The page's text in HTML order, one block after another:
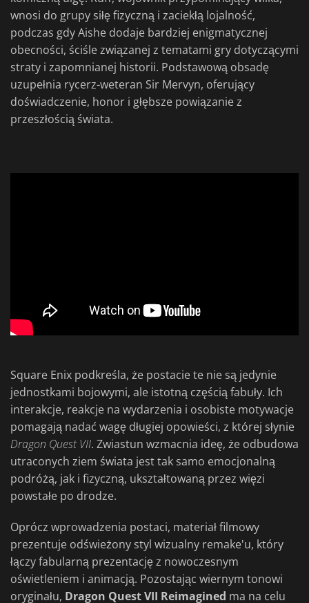
wnosi do grupy siłę fizyczną i zaciekłą lojalność,
podczas gdy Aishe dodaje bardziej enigmatycznej
obecności, ściśle związanej z tematami gry dotyczącymi
straty i zapomnianej historii. Podstawową obsadę
uzupełnia rycerz-weteran Sir Mervyn, oferujący
doświadczenie, honor i głębsze powiązanie z
przeszłością świata.
Square Enix podkreśla, że postacie te nie są jedynie
jednostkami bojowymi, ale istotną częścią fabuły. Ich
interakcje, reakcje na wydarzenia i osobiste motywacje
pomagają nadać wagę długiej opowieści, z której słynie
Dragon Quest VII. Zwiastun wzmacnia ideę, że odbudowa
utraconych ziem świata jest tak samo emocjonalną
podróżą, jak i fizyczną, ukształtowaną przez więzi
powstałe po drodze.
Oprócz wprowadzenia postaci, materiał filmowy
prezentuje odświeżony styl wizualny remake'u, który
łączy fabularną prezentację z nowoczesnym
oświetleniem i animacją. Pozostając wiernym tonowi
oryginału, Dragon Quest VII Reimagined ma na celu